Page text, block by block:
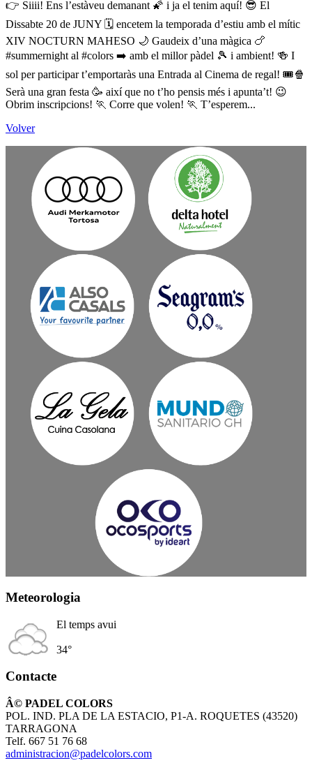
👉 Siiii! Ens l’estàveu demanant 🌠 i ja el tenim aquí! 😎 El
Dissabte 20 de JUNY 🗓️ encetem la temporada d’estiu amb el mític
XIV NOCTURN MAHESO 🌙 Gaudeix d’una màgica 🍗
#summernight al #colors ➡️ amb el millor pàdel 🎾 i ambient! 🍻 I
sol per participar t’emportaràs una Entrada al Cinema de regal! 🎟️🍿
Serà una gran festa 🥳 així que no t’ho pensis més i apunta’t! 😉
Obrim inscripcions! 🏃 Corre que volen! 🏃 T’esperem...
Volver
Meteorologia
El temps avui
34°
Contacte
Â© PADEL COLORS
POL. IND. PLA DE LA ESTACIO, P1-A. ROQUETES (43520)
TARRAGONA
Telf. 667 51 76 68
administracion@padelcolors.com